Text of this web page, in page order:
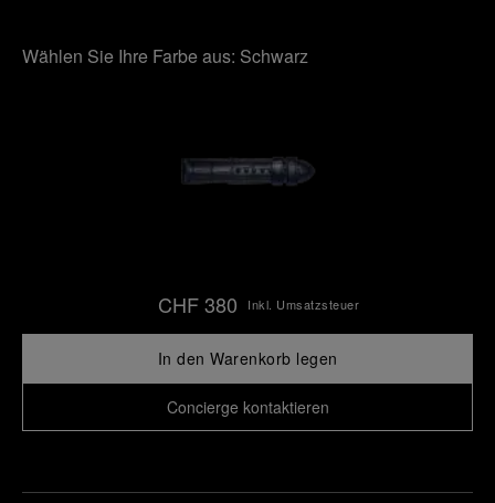
Wählen Sie Ihre Farbe aus: Schwarz
CHF 380 Inkl. Umsatzsteuer
In den Warenkorb legen
Concierge kontaktieren